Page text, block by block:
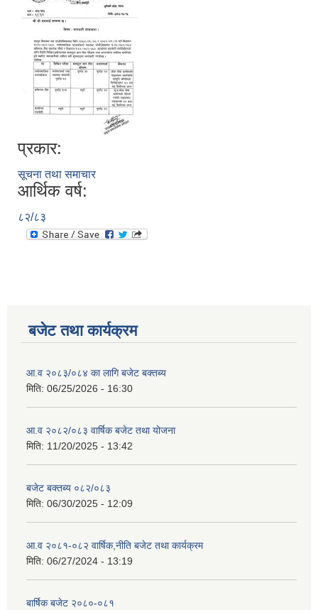
प्रकार:
सूचना तथा समाचार
आर्थिक वर्ष:
८२/८३
बजेट तथा कार्यक्रम
आ.व २०८३/०८४ का लागि बजेट बक्तब्य
मिति: 06/25/2026 - 16:30
आ.व २०८२/०८३ वार्षिक बजेट तथा योजना
मिति: 11/20/2025 - 13:42
बजेट बक्तब्य ०८२/०८३
मिति: 06/30/2025 - 12:09
आ.व २०८१-०८२ वार्षिक,नीति बजेट तथा कार्यक्रम
मिति: 06/27/2024 - 13:19
बार्षिक बजेट २०८०-०८१